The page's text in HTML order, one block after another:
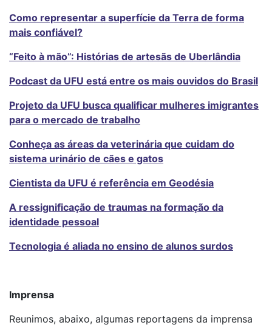
Como representar a superfície da Terra de forma
mais confiável?
“Feito à mão”: Histórias de artesãs de Uberlândia
Podcast da UFU está entre os mais ouvidos do Brasil
Projeto da UFU busca qualificar mulheres imigrantes
para o mercado de trabalho
Conheça as áreas da veterinária que cuidam do
sistema urinário de cães e gatos
Cientista da UFU é referência em Geodésia
A ressignificação de traumas na formação da
identidade pessoal
Tecnologia é aliada no ensino de alunos surdos
Imprensa
Reunimos, abaixo, algumas reportagens da imprensa